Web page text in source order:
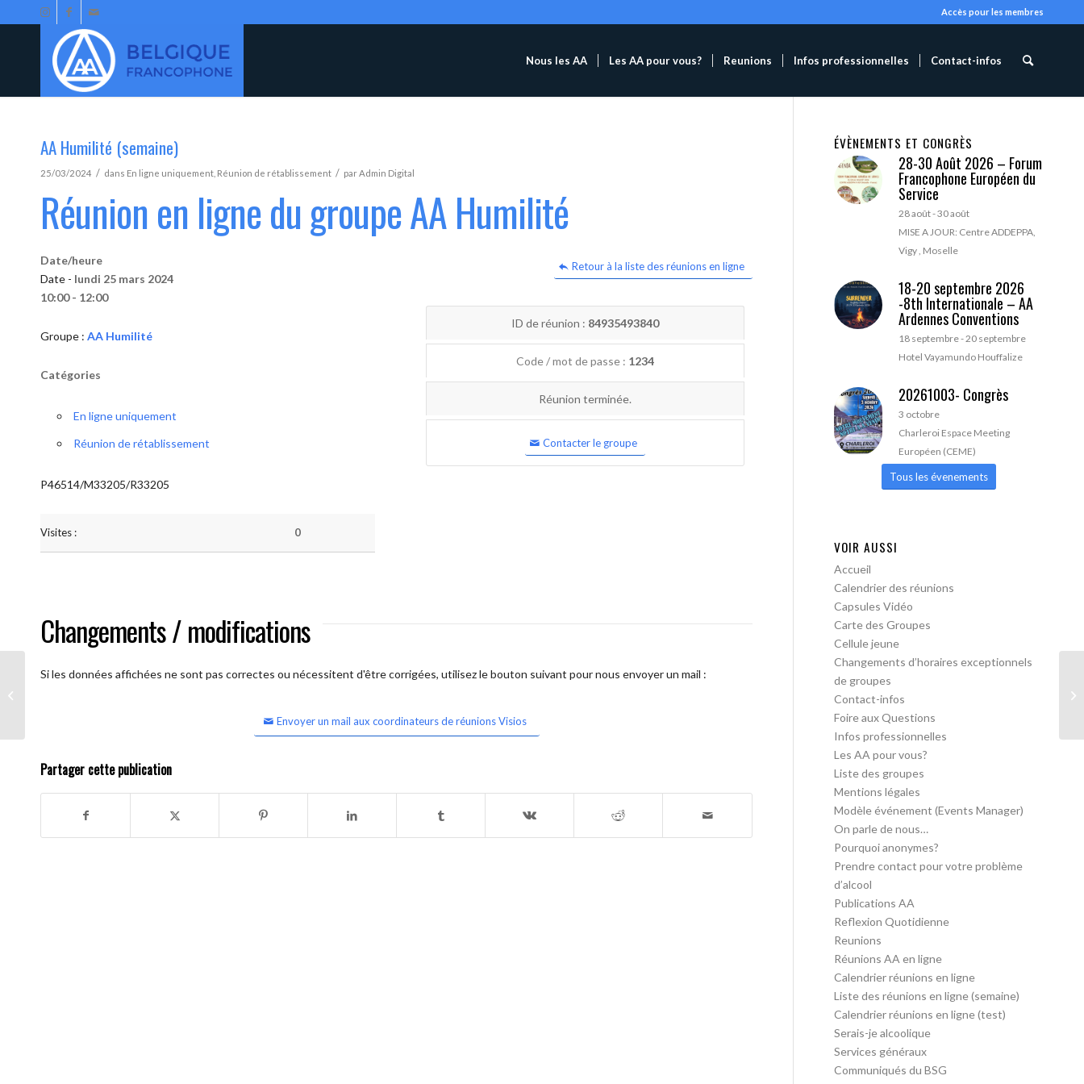
Accès pour les membres
Nous les AA Les AA pour vous? Reunions Infos professionnelles Contact-infos
AA Humilité (semaine)
25/03/2024 / dans En ligne uniquement Réunion de rétablissement / parAdmin Digital
Réunion en ligne du groupe AA Humilité
Retour à la liste des réunions en ligne
Date/heure
Date - lundi 25 mars 2024
10:00 - 12:00
Groupe : AA Humilité
Catégories
En ligne uniquement
Réunion de rétablissement
P46514/M33205/R33205
Visites : 0
ID de réunion : 84935493840
Code / mot de passe : 1234
Réunion terminée.
Contacter le groupe
Changements / modifications
Si les données affichées ne sont pas correctes ou nécessitent d'être corrigées, utilisez le bouton suivant pour nous envoyer un mail :
Envoyer un mail aux coordinateurs de réunions Visios
Partager cette publication
ÉVÈNEMENTS ET CONGRÈS
28-30 Août 2026 – Forum
Francophone Européen du
Service
28 août-30 août
MISE A JOUR: Centre ADDEPPA,
Vigy , Moselle
18-20 septembre 2026
-8th Internationale – AA
Ardennes Conventions
18 septembre-20 septembre
Hotel Vayamundo Houffalize
20261003- Congrès
3 octobre
Charleroi Espace Meeting
Européen (CEME)
Tous les évenements
VOIR AUSSI
Accueil
Calendrier des réunions
Capsules Vidéo
Carte des Groupes
Cellule jeune
Changements d’horaires exceptionnels
de groupes
Contact-infos
Foire aux Questions
Infos professionnelles
Les AA pour vous?
Liste des groupes
Mentions légales
Modèle événement (Events Manager)
On parle de nous…
Pourquoi anonymes?
Prendre contact pour votre problème
d’alcool
Publications AA
Reflexion Quotidienne
Reunions
Réunions AA en ligne
Calendrier réunions en ligne
Liste des réunions en ligne (semaine)
Calendrier réunions en ligne (test)
Serais-je alcoolique
Services généraux
Communiqués du BSG